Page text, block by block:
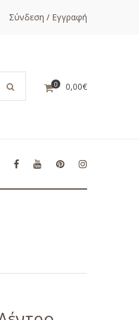
Σύνδεση / Εγγραφή
0 0,00€